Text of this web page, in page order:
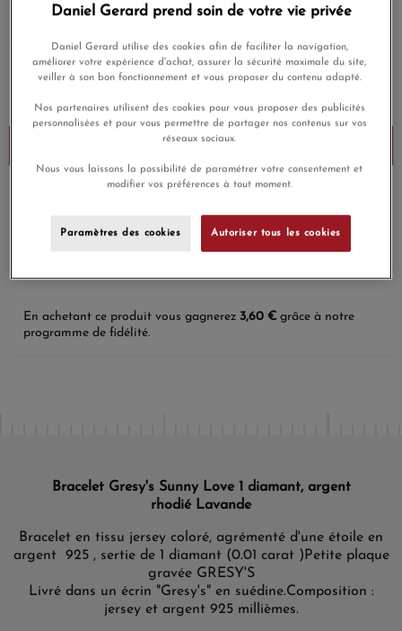
Tendance.
EN SAVOIR PLUS
120,00 €
Payez seulement 30 € aujourd'hui
Ajouter au panier
sans frais
Satisfait ou
En achetant ce produit vous gagnerez 3,60 € grâce à notre
programme de fidélité.
Bracelet Gresy's Sunny Love 1 diamant, argent
rhodié Lavande
Bracelet en tissu jersey coloré, agrémenté d'une étoile en
argent 925 , sertie de 1 diamant (0.01 carat ) Petite plaque
gravée GRESY'S
Livré dans un écrin "Gresy's" en suédine.Composition :
jersey et argent 925 millièmes.
Daniel Gerard prend soin de votre vie privée
Daniel Gerard utilise des cookies afin de faciliter la navigation,
améliorer votre expérience d'achat, assurer la sécurité maximale du site,
veiller à son bon fonctionnement et vous proposer du contenu adapté.
Nos partenaires utilisent des cookies pour vous proposer des publicités
personnalisées et pour vous permettre de partager nos contenus sur vos
réseaux sociaux.
Nous vous laissons la possibilité de paramétrer votre consentement et
modifier vos préférences à tout moment.
Paramètres des cookies Autoriser tous les cookies